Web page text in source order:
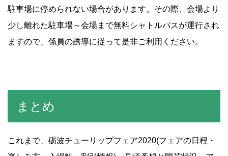
駐車場に停められない場合があります。その際、会場より
少し離れた駐車場～会場まで無料シャトルバスが運行され
ますので、係員の誘導に従って是非ご利用ください。
まとめ
これまで、砺波チューリップフェア2020(フェアの日程・